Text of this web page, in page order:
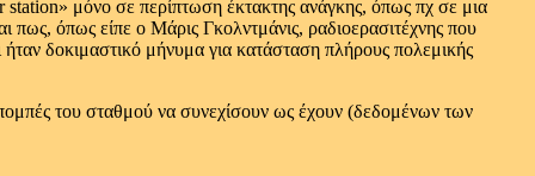
station» μόνο σε περίπτωση έκτακτης ανάγκης, όπως πχ σε μια
πως, όπως είπε ο Μάρις Γκολντμάνις, ραδιοερασιτέχνης που
δοκιμαστικό μήνυμα για κατάσταση πλήρους πολεμικής
του σταθμού να συνεχίσουν ως έχουν (δεδομένων των